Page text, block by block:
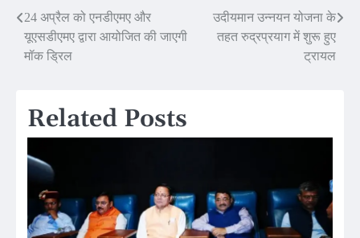
Post
navigation
24 अप्रैल को एनडीएमए और
यूएसडीएमए द्वारा आयोजित की जाएगी
मॉक ड्रिल
उदीयमान उन्नयन योजना के
तहत रुद्रप्रयाग में शुरू हुए
ट्रायल
Related Posts